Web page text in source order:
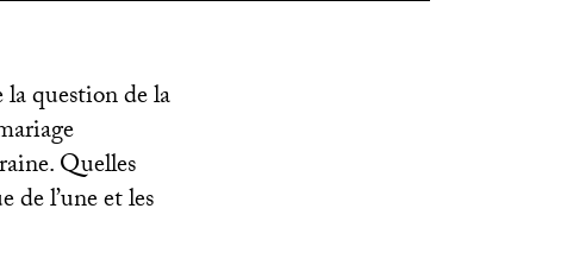
question de la
Quelles
de l’une et les